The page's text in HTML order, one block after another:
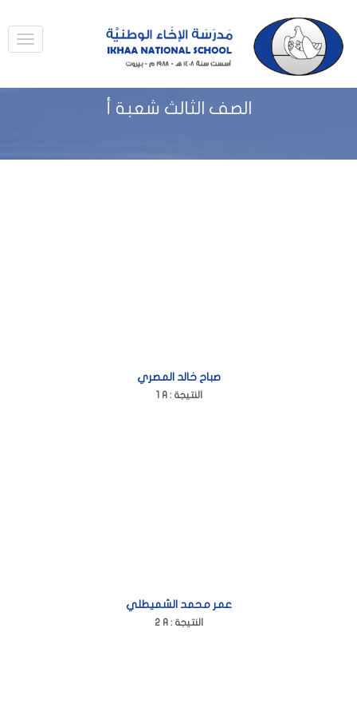
الصف الثالث شعبة أ
صباح خالد المصري
1 A : النتيجة
عمر محمد الشميطلي
2 A : النتيجة